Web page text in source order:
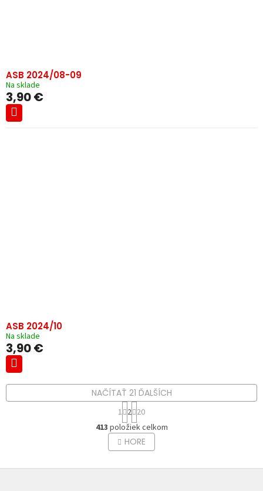
ASB 2024/08-09
Na sklade
3,90 €
ASB 2024/10
Na sklade
3,90 €
O
v
l
á
d
NAČÍTAŤ 21 ĎALŠÍCH
S
t
r
á
n
o
1 2 20
413 položiek celkom
HORE